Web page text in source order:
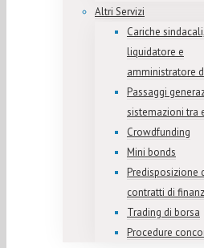
Altri Servizi
Cariche
liquidatore e
amministratore
Passaggi
sistemazioni tra
Crowdfunding
Mini bonds
Predisposizione
contratti di
Trading di borsa
Procedure